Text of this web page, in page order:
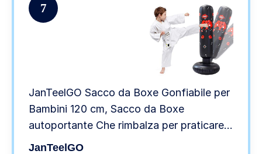
7
JanTeelGO Sacco da Boxe Gonfiabile per
Bambini 120 cm, Sacco da Boxe
autoportante Che rimbalza per praticare
Kickboxing, Karate, Taekwondo per
JanTeelGO